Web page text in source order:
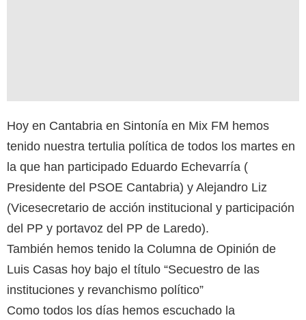
Hoy en Cantabria en Sintonía en Mix FM hemos
tenido nuestra tertulia política de todos los martes en
la que han participado Eduardo Echevarría (
Presidente del PSOE Cantabria) y Alejandro Liz
(Vicesecretario de acción institucional y participación
del PP y portavoz del PP de Laredo).
También hemos tenido la Columna de Opinión de
Luis Casas hoy bajo el título “Secuestro de las
instituciones y revanchismo político”
Como todos los días hemos escuchado la